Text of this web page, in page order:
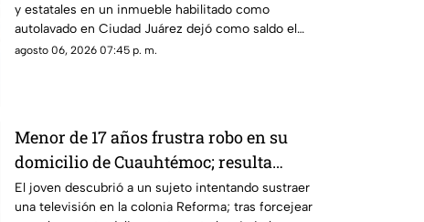
Juárez
y estatales en un inmueble habilitado como
autolavado en Ciudad Juárez dejó como saldo el
aseguramiento de un tigre de bengala, un cocodrilo
agosto 06, 2026 07:45 p. m.
Menor de 17 años frustra robo en su
domicilio de Cuauhtémoc; resulta
herido de la mano
El joven descubrió a un sujeto intentando sustraer
una televisión en la colonia Reforma; tras forcejear